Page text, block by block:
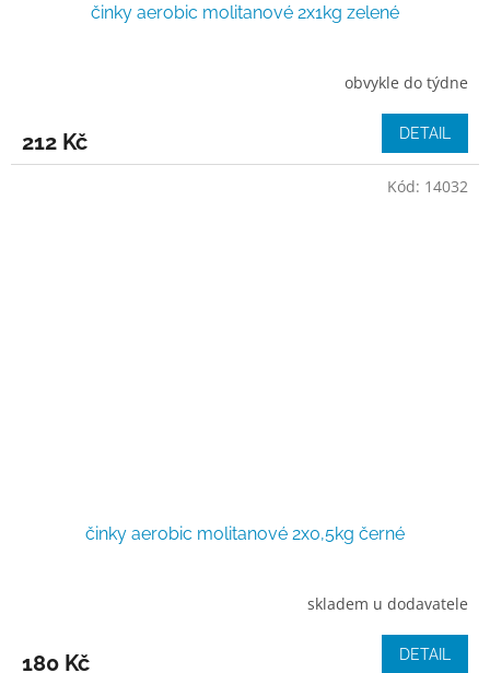
činky aerobic molitanové 2x1kg zelené
obvykle do týdne
212 Kč DETAIL
činky aerobic molitanové 2x0,5kg černé
skladem u dodavatele
180 Kč DETAIL
Kód: 14032